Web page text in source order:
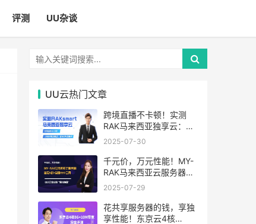
评测 UU杂谈
UU云热门文章
跨境直播不卡顿！实测
RAK马来西亚独享云：
1080P推流稳定，首月6
2025-07-30
千元价，万元性能！MY-
RAK马来西亚云服务器：
首月5折+免费SEO工具，
2025-07-29
花共享服务器的钱，享独
享性能！东京云4核